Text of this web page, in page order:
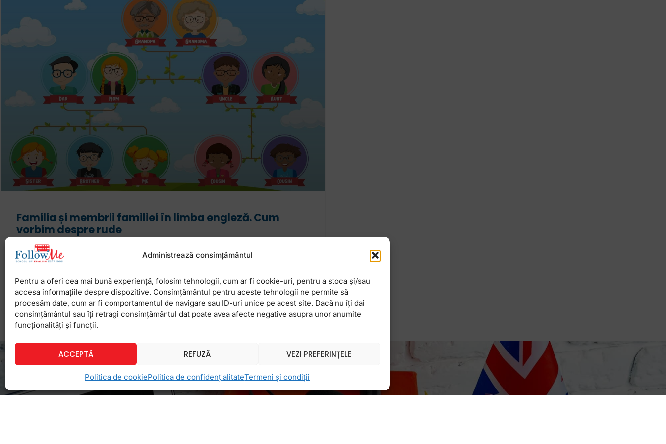
Administrează consimțământul
Pentru a oferi cea mai bună experiență, folosim tehnologii, cum ar fi cookie-uri, pentru a stoca și/sau
accesa informațiile despre dispozitive. Consimțământul pentru aceste tehnologii ne permite să
procesăm date, cum ar fi comportamentul de navigare sau ID-uri unice pe acest site. Dacă nu îți dai
consimțământul sau îți retragi consimțământul dat poate avea afecte negative asupra unor anumite
funcționalități și funcții.
ACCEPTĂ REFUZĂ VEZI PREFERINȚELE
Politica de cookiePolitica de confidențialitateTermeni și condiții
Familia și membrii familiei în limba engleză. Cum
vorbim despre rude
Tema de vocabular legată de familie și membrii familiei e printre cele
mai accesibile și poate fi abordată în engleză la cursuri sau acasă de la
22 octombrie 2024 Niciun comentariu
Newsletter